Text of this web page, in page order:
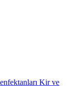
Kir ve